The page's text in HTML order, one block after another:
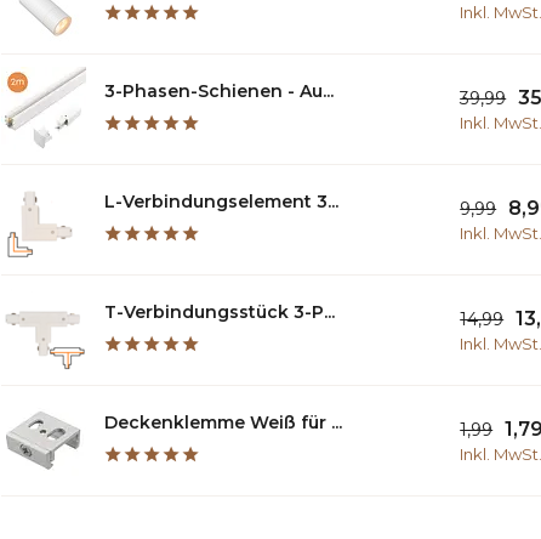
Inkl. MwSt.
3-Phasen-Schienen - Au... 39,99
Inkl. MwSt.
L-Verbindungselement 3... 9,99
Inkl. MwSt.
T-Verbindungsstück 3-P... 14,99
Inkl. MwSt.
Deckenklemme Weiß für ... 1,99 1,79
Inkl. MwSt.